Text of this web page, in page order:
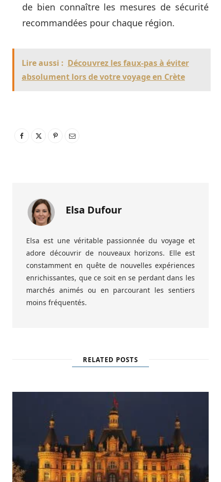
de bien connaître les mesures de sécurité
recommandées pour chaque région.
Lire aussi : Découvrez les faux-pas à éviter
absolument lors de votre voyage en Crète
Elsa Dufour
Elsa est une véritable passionnée du voyage et
adore découvrir de nouveaux horizons. Elle est
constamment en quête de nouvelles expériences
enrichissantes, que ce soit en se perdant dans les
marchés animés ou en parcourant les sentiers
moins fréquentés.
RELATED POSTS